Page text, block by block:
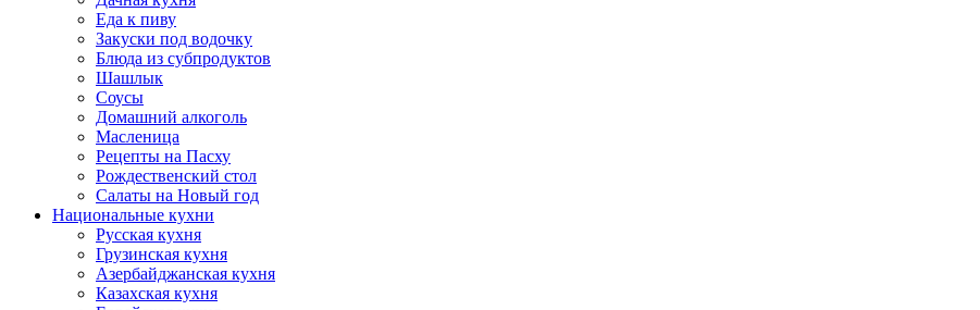
Еда к пиву
Закуски под водочку
Блюда из субпродуктов
Шашлык
Соусы
Домашний алкоголь
Масленица
Рецепты на Пасху
Рождественский стол
Салаты на Новый год
Национальные кухни
Русская кухня
Грузинская кухня
Азербайджанская кухня
Казахская кухня